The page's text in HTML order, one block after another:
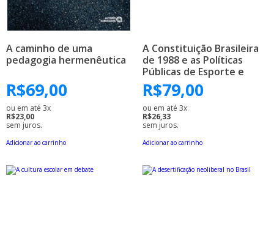
A caminho de uma
pedagogia hermenêutica
R$69,00
ou em até 3x
R$23,00
sem juros.
Adicionar ao carrinho
A Constituição Brasileira
de 1988 e as Políticas
Públicas de Esporte e
Lazer
R$79,00
ou em até 3x
R$26,33
sem juros.
Adicionar ao carrinho